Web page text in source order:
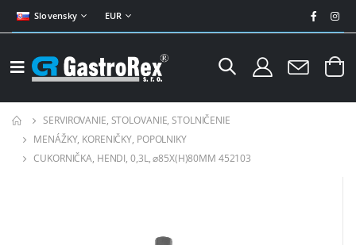
Slovensky EUR
SERVIROVANIE, STOLOVANIE, STOLNIČENIE
MENÁŽKY, KORENIČKY, POPOLNIKY
CUKORNIČKA, HENDI, 0,3L, ⌀85X(H)80MM 452103